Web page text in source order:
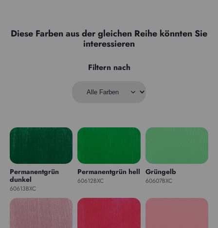
Diese Farben aus der gleichen Reihe könnten Sie
interessieren
Filtern nach
Permanentgrün
dunkel
60613BXC
Permanentgrün hell
60612BXC
Grüngelb
60607BXC